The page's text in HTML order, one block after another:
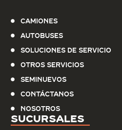
Sucursales
Camiones
Autobuses
Soluciones de servicio
Otros Servicios
Seminuevos
Contáctanos
Nosotros